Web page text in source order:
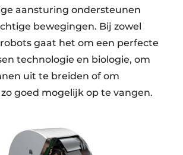
aansturing ondersteunen
bewegingen. Bij zowel
gaat het om een perfecte
technologie en biologie, om
uit te breiden of om
goed mogelijk op te vangen.